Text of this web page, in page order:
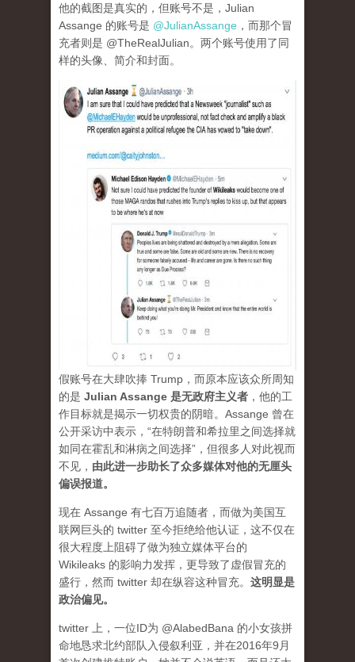
他的截图是真实的，但账号不是，Julian
Assange 的账号是 @JulianAssange ，而那个冒
充者则是 @TheRealJulian。两个账号使用了同
样的头像、简介和封面。
假账号在大肆吹捧 Trump，而原本应该众所周知
的是 Julian Assange 是无政府主义者 ，他的工
作目标就是揭示一切权贵的阴暗。Assange 曾在
公开采访中表示，“在特朗普和希拉里之间选择就
如同在霍乱和淋病之间选择”，但很多人对此视而
不见， 由此进一步助长了众多媒体对他的无厘头
偏误报道。
现在 Assange 有七百万追随者，而做为美国互
联网巨头的 twitter 至今拒绝给他认证，这不仅在
很大程度上阻碍了做为独立媒体平台的
Wikileaks 的影响力发挥，更导致了虚假冒充的
盛行，然而 twitter 却在纵容这种冒充。 这明显是
政治偏见。
twitter 上，一位ID为 @AlabedBana 的小女孩拼
命地恳求北约部队入侵叙利亚，并在2016年9月